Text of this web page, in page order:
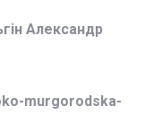
Александр
murgorodska-